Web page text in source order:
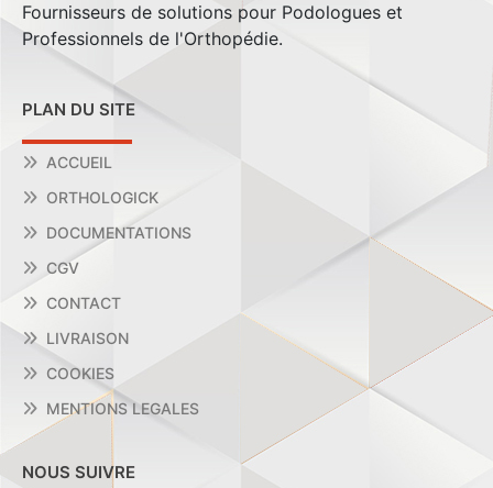
Fournisseurs de solutions pour Podologues et
Professionnels de l'Orthopédie.
PLAN DU SITE
ACCUEIL
ORTHOLOGICK
DOCUMENTATIONS
CGV
CONTACT
LIVRAISON
COOKIES
MENTIONS LEGALES
NOUS SUIVRE